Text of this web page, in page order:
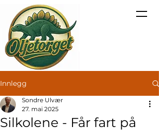
Innlegg
Silkolene - Får fart på
Sondre Ulvær
27. mai 2025